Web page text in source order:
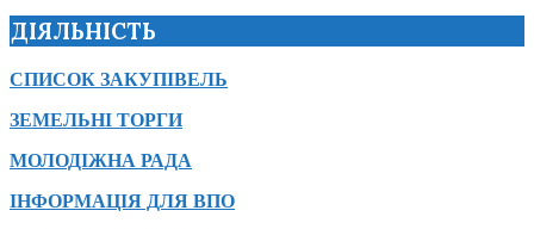
ДІЯЛЬНІСТЬ
СПИСОК ЗАКУПІВЕЛЬ
ЗЕМЕЛЬНІ ТОРГИ
МОЛОДІЖНА РАДА
ІНФОРМАЦІЯ ДЛЯ ВПО